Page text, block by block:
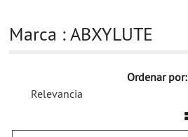
Marca : ABXYLUTE
Ordenar por:
Relevancia